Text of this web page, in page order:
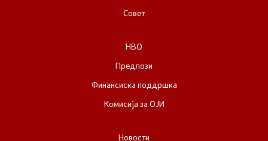
Совет
НВО
Предлози
Финансиска поддршка
Комисија за ОЈИ
Новости